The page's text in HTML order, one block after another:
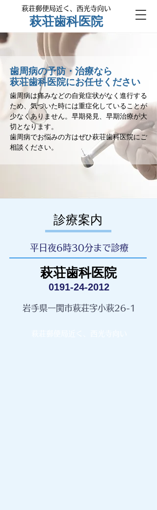
萩荘歯科医院
萩荘郵便局近く、西光寺向い
歯周病の予防・治療なら
萩荘歯科医院にお任せください
歯周病は痛みなどの自覚症状がなく進行する
ため、気づいた時には重症化していることが
少なくありません。早期発見、早期治療が大
切となります。
歯周病でお悩みの方はぜひ萩荘歯科医院にご
相談ください。
​診療案内
平日夜6時30分まで診療
萩荘歯科医院
0191-24-2012
岩手県一関市萩荘字小萩26-1